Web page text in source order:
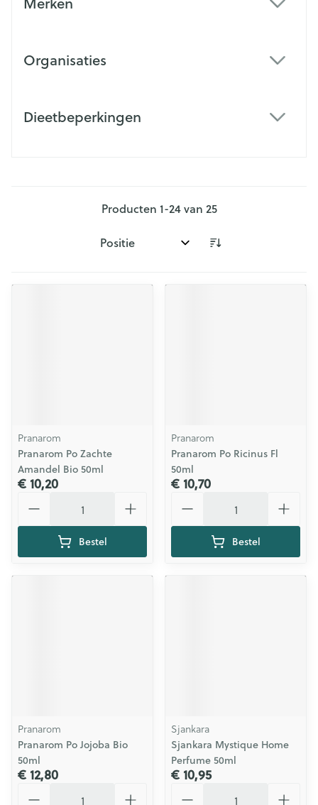
Organisaties
Dieetbeperkingen
Producten 1-24van 25
Sorteer op:
Pranarom
Pranarom Po Zachte
Amandel Bio 50ml
€ 10,20
Bestel
Pranarom
Pranarom Po Ricinus Fl
50ml
€ 10,70
Bestel
Pranarom
Pranarom Po Jojoba Bio
50ml
€ 12,80
Sjankara
Sjankara Mystique Home
Perfume 50ml
€ 10,95